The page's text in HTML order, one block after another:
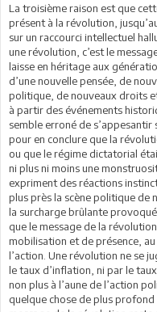
La troisième raison est que
présent à la révolution,
sur un raccourci intellectuel
une révolution, c’est le
laisse en héritage aux
d’une nouvelle pensée, de
politique, de nouveaux droits
à partir des événements
semble erroné de
pour en conclure que la
ou que le régime dictatorial
ni plus ni moins une
expriment des réactions
plus près la scène politique de
la surcharge brûlante
que le message de la
mobilisation et de présence,
l’action. Une révolution ne se
le taux d’inflation, ni par le
non plus à l’aune de l’action
quelque chose de plus